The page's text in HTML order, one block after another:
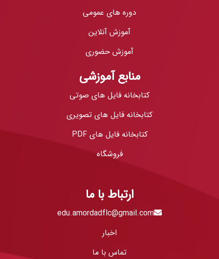
دوره های عمومی
آموزش آنلاین
آموزش حضوری
منابع آموزشی
کتابخانه فایل های صوتی
کتابخانه فایل های تصویری
کتابخانه فایل های PDF
فروشگاه
ارتباط با ما
edu.amordadflc@gmail.com
اخبار
تماس با ما